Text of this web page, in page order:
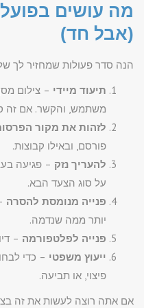
מה עושים
(אבל חד)
הנה סדר פעולות שמחזיר לך
תיעוד מיידי – צילום
משתמש, והקשר. אם זה
לזהות את מקור
פורסם, ובאילו קבוצות.
להעריך נזק – פגיעה
על סוג הצעד הבא.
פנייה מנומסת להסרה
יותר ממה שנדמה.
פנייה לפלטפורמה –
ייעוץ משפטי – כדי
פיצוי, או תביעה.
אם אתה רוצה לעשות את זה